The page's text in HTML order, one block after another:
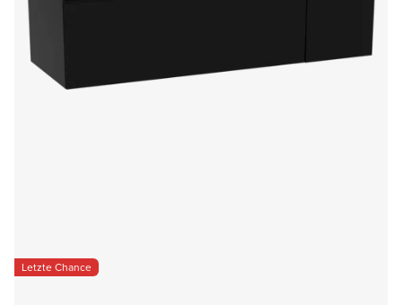
Letzte Chance